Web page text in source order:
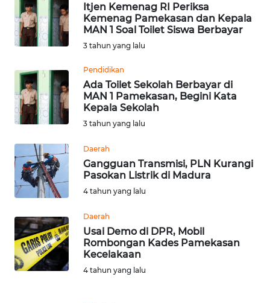
Itjen Kemenag RI Periksa
Kemenag Pamekasan dan Kepala
MAN 1 Soal Toilet Siswa Berbayar
3 tahun yang lalu
Pendidikan
Ada Toilet Sekolah Berbayar di
MAN 1 Pamekasan, Begini Kata
Kepala Sekolah
3 tahun yang lalu
Daerah
Gangguan Transmisi, PLN Kurangi
Pasokan Listrik di Madura
4 tahun yang lalu
Daerah
Usai Demo di DPR, Mobil
Rombongan Kades Pamekasan
Kecelakaan
4 tahun yang lalu
Wahana
News
Regional
SUMUT
WN
JAKARTA
WN
JABAR
WN
WN
NTT